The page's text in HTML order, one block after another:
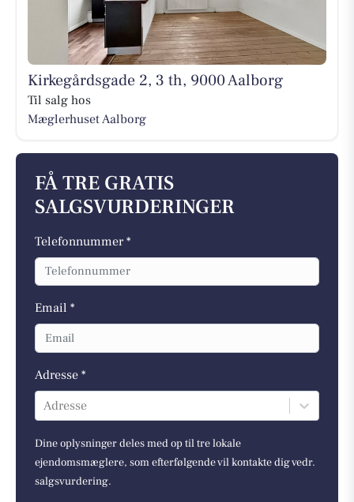
Kirkegårdsgade 2, 3 th, 9000 Aalborg
Til salg hos
Mæglerhuset Aalborg
FÅ TRE GRATIS
SALGSVURDERINGER
Telefonnummer *
Email *
Adresse *
Adresse
Dine oplysninger deles med op til tre lokale
ejendomsmæglere, som efterfølgende vil kontakte dig vedr.
salgsvurdering.